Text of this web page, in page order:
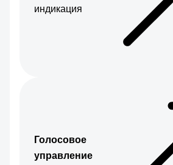
индикация
Голосовое
управление